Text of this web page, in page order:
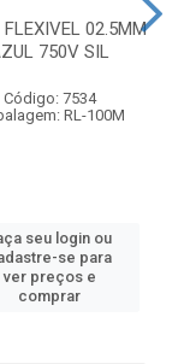
FLEXIVEL 02.5MM
750V SIL
Código: 7534
RL-100M
seu login ou
se para
ver preços e
comprar